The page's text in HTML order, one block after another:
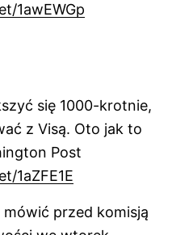
1awEWGp
się 1000-krotnie,
z Visą. Oto jak to
Post
1aZFE1E
mówić przed komisją